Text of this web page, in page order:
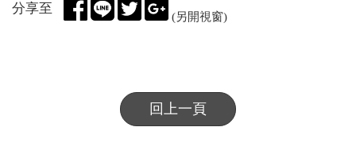
分享至
(另開視窗)
回上一頁